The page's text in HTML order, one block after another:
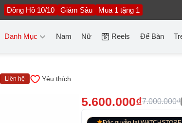
Đồng Hồ 10/10 Giảm Sâu Mua 1 tặng 1
Danh Mục Nam Nữ Reels Để Bàn
Liên hệ Yêu thích
5.600.000₫7.000.000₫